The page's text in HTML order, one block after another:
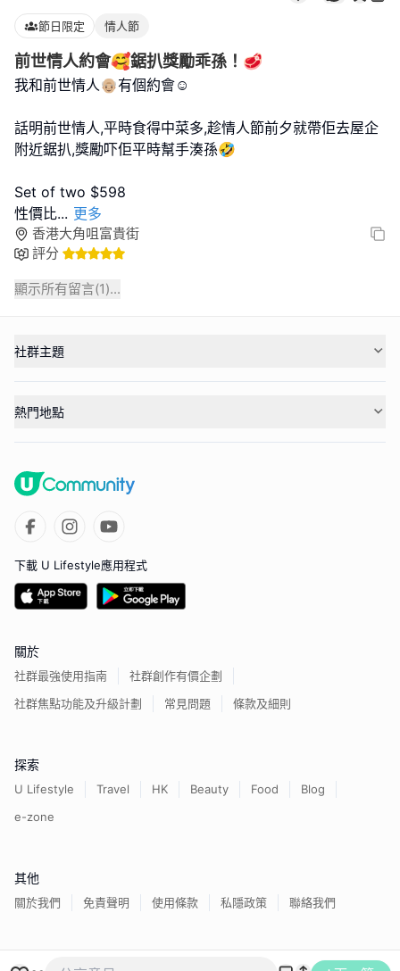
節日限定 情人節
前世情人約會🥰鋸扒獎勵乖孫！🥩
我和前世情人👴🏼有個約會☺️
話明前世情人,平時食得中菜多,趁情人節前夕就帶佢去屋企
附近鋸扒,獎勵吓佢平時幫手湊孫🤣
Set of two $598
性價比... 更多
香港大角咀富貴街
評分
顯示所有留言(1)...
社群主題
熱門地點
下載 U Lifestyle應用程式
關於
社群最強使用指南
社群創作有價企劃
社群焦點功能及升級計劃
常見問題 條款及細則
探索
U Lifestyle Travel HK Beauty Food
Blog
e-zone
其他
關於我們 免責聲明 使用條款 私隱政策 聯絡我們